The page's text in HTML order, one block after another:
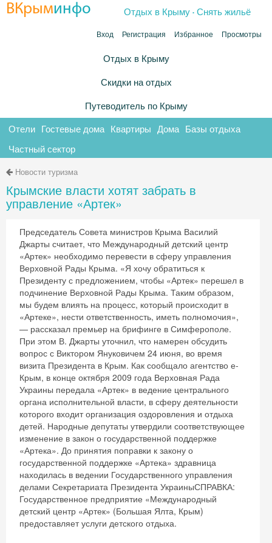
ВКрыминфо Отдых в Крыму .Снять жильё
Вход Регистрация Избранное Просмотры
Отдых в Крыму
Скидки на отдых
Путеводитель по Крыму
Отели Гостевые дома Квартиры Дома Базы отдыха
Частный сектор
Новости туризма
Крымские власти хотят забрать в
управление «Артек»
Председатель Совета министров Крыма Василий
Джарты считает, что Международный детский центр
«Артек» необходимо перевести в сферу управления
Верховной Рады Крыма. «Я хочу обратиться к
Президенту с предложением, чтобы «Артек» перешел в
подчинение Верховной Рады Крыма. Таким образом,
мы будем влиять на процесс, который происходит в
«Артеке», нести ответственность, иметь полномочия»,
— рассказал премьер на брифинге в Симферополе.
При этом В. Джарты уточнил, что намерен обсудить
вопрос с Виктором Януковичем 24 июня, во время
визита Президента в Крым. Как сообщало агентство е-
Крым, в конце октября 2009 года Верховная Рада
Украины передала «Артек» в ведение центрального
органа исполнительной власти, в сферу деятельности
которого входит организация оздоровления и отдыха
детей. Народные депутаты утвердили соответствующее
изменение в закон о государственной поддержке
«Артека». До принятия поправки к закону о
государственной поддержке «Артека» здравница
находилась в ведении Государственного управления
делами Секретариата Президента УкраиныСПРАВКА:
Государственное предприятие «Международный
детский центр «Артек» (Большая Ялта, Крым)
предоставляет услуги детского отдыха.